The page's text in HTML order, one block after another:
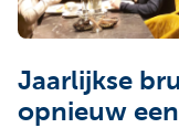
Corporate
Jaarlijkse
opnieuw